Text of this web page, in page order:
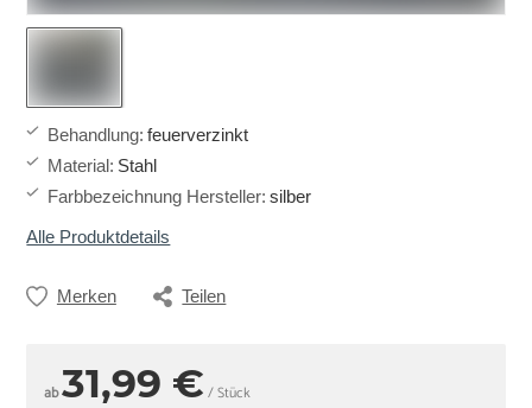
Behandlung: feuerverzinkt
Material: Stahl
Farbbezeichnung Hersteller: silber
Alle Produktdetails
Merken Teilen
ab31,99 € / Stück